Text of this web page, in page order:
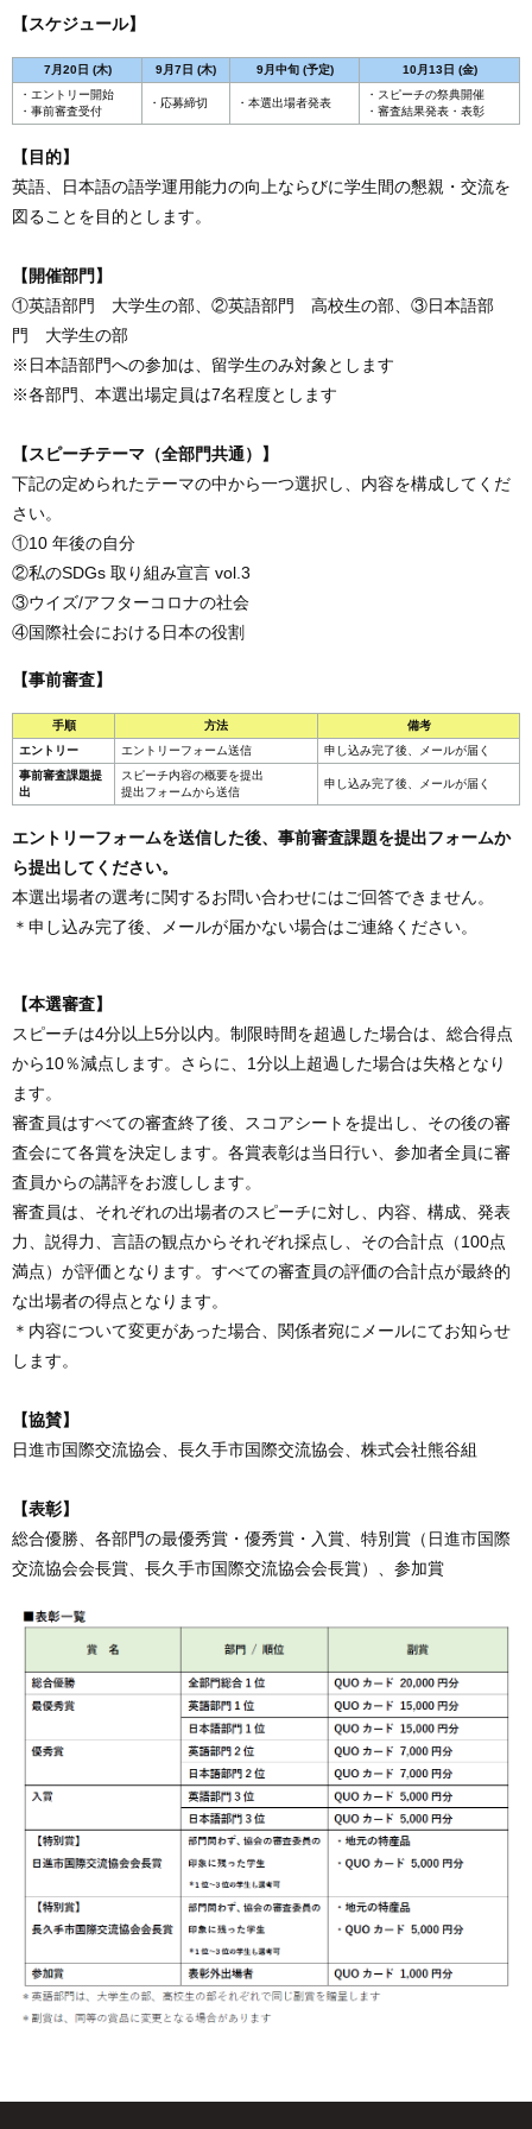
【スケジュール】
7月20日 (木) 9月7日 (木) 9月中旬 (予定)
10月13日 (金)
・エントリー開始
・事前審査受付
・応募締切 ・本選出場者発表
・スピーチの祭典開催
・審査結果発表・表彰
【目的】
英語、日本語の語学運用能力の向上ならびに学生間の懇親・交流を
図ることを目的とします。
【開催部門】
①英語部門 大学生の部、②英語部門 高校生の部、③日本語部
門 大学生の部
※日本語部門への参加は、留学生のみ対象とします
※各部門、本選出場定員は7名程度とします
【スピーチテーマ（全部門共通）】
下記の定められたテーマの中から一つ選択し、内容を構成してくだ
さい。
①10 年後の自分
②私のSDGs 取り組み宣言 vol.3
③ウイズ/アフターコロナの社会
④国際社会における日本の役割
【事前審査】
手順 方法
備考
エントリー
エントリーフォーム送信
申し込み完了後、メールが届く
事前審査課題提
出
スピーチ内容の概要を提出
提出フォームから送信
申し込み完了後、メールが届く
エントリーフォームを送信した後、事前審査課題を提出フォームか
ら提出してください。
本選出場者の選考に関するお問い合わせにはご回答できません。
＊申し込み完了後、メールが届かない場合はご連絡ください。
【本選審査】
スピーチは4分以上5分以内。制限時間を超過した場合は、総合得点
から10％減点します。さらに、1分以上超過した場合は失格となり
ます。
審査員はすべての審査終了後、スコアシートを提出し、その後の審
査会にて各賞を決定します。各賞表彰は当日行い、参加者全員に審
査員からの講評をお渡しします。
審査員は、それぞれの出場者のスピーチに対し、内容、構成、発表
力、説得力、言語の観点からそれぞれ採点し、その合計点（100点
満点）が評価となります。すべての審査員の評価の合計点が最終的
な出場者の得点となります。
＊内容について変更があった場合、関係者宛にメールにてお知らせ
します。
【協賛】
日進市国際交流協会、長久手市国際交流協会、株式会社熊谷組
【表彰】
総合優勝、各部門の最優秀賞・優秀賞・入賞、特別賞（日進市国際
交流協会会長賞、長久手市国際交流協会会長賞）、参加賞